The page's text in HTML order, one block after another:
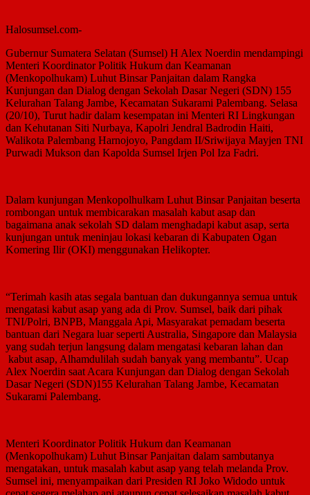
Halosumsel.com-
Gubernur Sumatera Selatan (Sumsel) H Alex Noerdin mendampingi
Menteri Koordinator Politik Hukum dan Keamanan
(Menkopolhukam) Luhut Binsar Panjaitan dalam Rangka
Kunjungan dan Dialog dengan Sekolah Dasar Negeri (SDN) 155
Kelurahan Talang Jambe, Kecamatan Sukarami Palembang. Selasa
(20/10), Turut hadir dalam kesempatan ini Menteri RI Lingkungan
dan Kehutanan Siti Nurbaya, Kapolri Jendral Badrodin Haiti,
Walikota Palembang Harnojoyo, Pangdam II/Sriwijaya Mayjen TNI
Purwadi Mukson dan Kapolda Sumsel Irjen Pol Iza Fadri.
Dalam kunjungan Menkopolhulkam Luhut Binsar Panjaitan beserta
rombongan untuk membicarakan masalah kabut asap dan
bagaimana anak sekolah SD dalam menghadapi kabut asap, serta
kunjungan untuk meninjau lokasi kebaran di Kabupaten Ogan
Komering Ilir (OKI) menggunakan Helikopter.
“Terimah kasih atas segala bantuan dan dukungannya semua untuk
mengatasi kabut asap yang ada di Prov. Sumsel, baik dari pihak
TNI/Polri, BNPB, Manggala Api, Masyarakat pemadam beserta
bantuan dari Negara luar seperti Australia, Singapore dan Malaysia
yang sudah terjun langsung dalam mengatasi kebaran lahan dan
kabut asap, Alhamdulilah sudah banyak yang membantu”. Ucap
Alex Noerdin saat Acara Kunjungan dan Dialog dengan Sekolah
Dasar Negeri (SDN)155 Kelurahan Talang Jambe, Kecamatan
Sukarami Palembang.
Menteri Koordinator Politik Hukum dan Keamanan
(Menkopolhukam) Luhut Binsar Panjaitan dalam sambutanya
mengatakan, untuk masalah kabut asap yang telah melanda Prov.
Sumsel ini, menyampaikan dari Presiden RI Joko Widodo untuk